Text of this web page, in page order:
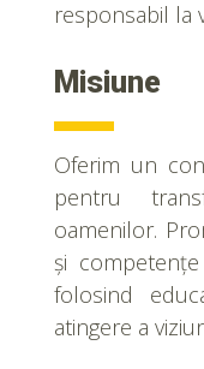
responsabil la
Misiune
Oferim un
pentru
oamenilor.
și
folosind
atingere a